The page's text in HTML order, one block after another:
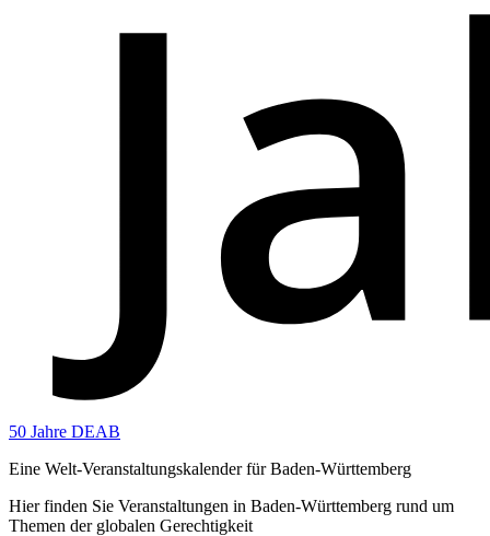
50 Jahre DEAB
Eine Welt-Veranstaltungskalender für Baden-Württemberg
Hier finden Sie Veranstaltungen in Baden-Württemberg rund um
Themen der globalen Gerechtigkeit